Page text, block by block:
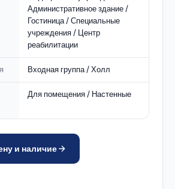
Административное здание /
Гостиница / Специальные
учреждения / Центр
реабилитации
Входная группа / Холл
Для помещения / Настенные
и наличие